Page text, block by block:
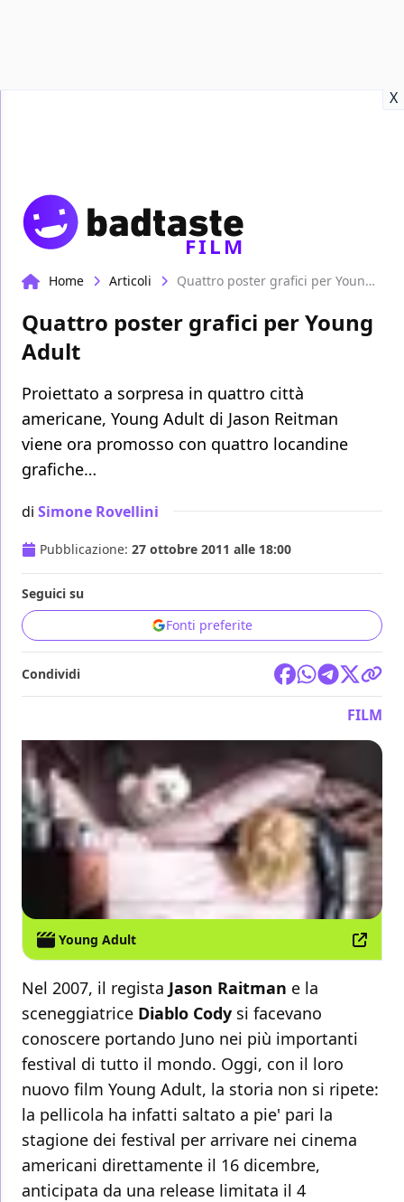
X
FILM
Home Articoli Quattro poster grafici per Young Adult
Quattro poster grafici per Young
Adult
Proiettato a sorpresa in quattro città
americane, Young Adult di Jason Reitman
viene ora promosso con quattro locandine
grafiche…
di Simone Rovellini
Pubblicazione: 27 ottobre 2011 alle 18:00
Seguici su
Fonti preferite
Condividi
FILM
Young Adult
Nel 2007, il regista Jason Raitman e la
sceneggiatrice Diablo Cody si facevano
conoscere portando Juno nei più importanti
festival di tutto il mondo. Oggi, con il loro
nuovo film Young Adult, la storia non si ripete:
la pellicola ha infatti saltato a pie' pari la
stagione dei festival per arrivare nei cinema
americani direttamente il 16 dicembre,
anticipata da una release limitata il 4